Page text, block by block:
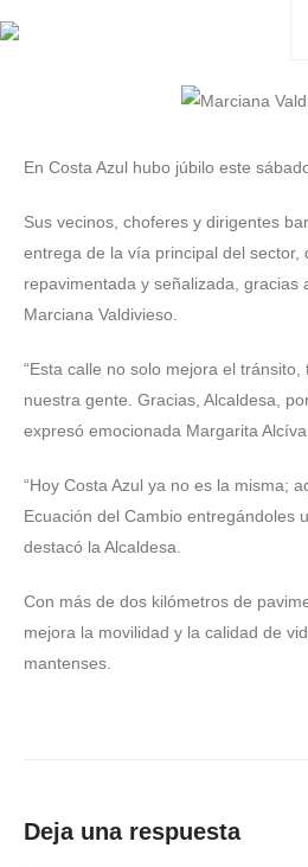
En Costa Azul hubo júbilo este
Sus vecinos, choferes y dirigentes
entrega de la vía principal del sector,
repavimentada y señalizada, gracias
Marciana Valdivieso.
“Esta calle no solo mejora el
nuestra gente. Gracias, Alcaldesa,
expresó emocionada Margarita
“Hoy Costa Azul ya no es la misma;
Ecuación del Cambio entregándoles
destacó la Alcaldesa.
Con más de dos kilómetros de
mejora la movilidad y la calidad de
mantenses.
Deja una respuesta